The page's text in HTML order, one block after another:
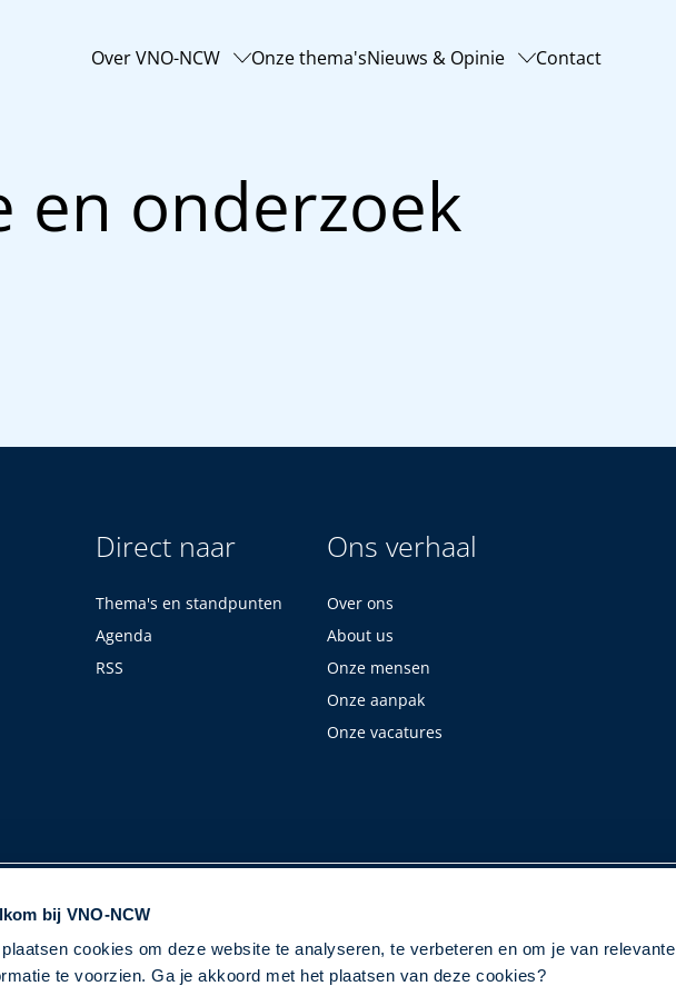
bij VNO-NCW
cookies om deze website te analyseren, te verbeteren en om je van relevante
te voorzien. Ga je akkoord met het plaatsen van deze cookies?
Over VNO-NCW Onze thema'sNieuws & Opinie Contact
en onderzoek
Direct naar
Thema's en standpunten
Agenda
RSS
Ons verhaal
Over ons
About us
Onze mensen
Onze aanpak
Onze vacatures
Disclaimer